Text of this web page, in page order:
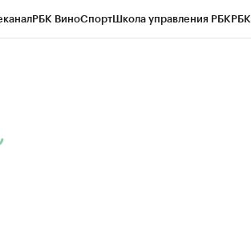
РБК ВиноСпортШкола управления РБК